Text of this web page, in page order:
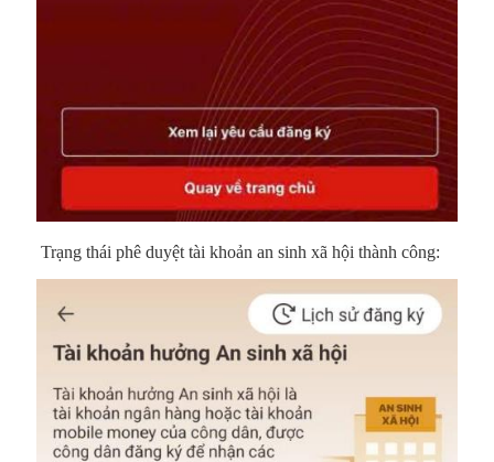
Trạng thái phê duyệt tài khoản an sinh xã hội thành công: